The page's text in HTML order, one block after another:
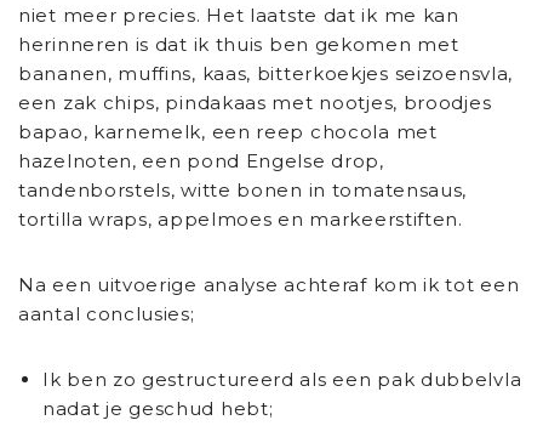
niet meer precies. Het laatste dat ik me kan
herinneren is dat ik thuis ben gekomen met
bananen, muffins, kaas, bitterkoekjes seizoensvla,
een zak chips, pindakaas met nootjes, broodjes
bapao, karnemelk, een reep chocola met
hazelnoten, een pond Engelse drop,
tandenborstels, witte bonen in tomatensaus,
tortilla wraps, appelmoes en markeerstiften.
Na een uitvoerige analyse achteraf kom ik tot een
aantal conclusies;
Ik ben zo gestructureerd als een pak dubbelvla
nadat je geschud hebt;